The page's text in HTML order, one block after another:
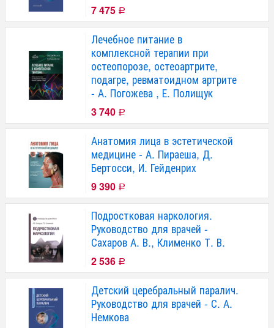
7 475 Р
Лечебное питание в
комплексной терапии при
остеопорозе, остеоартрите,
подагре, ревматоидном артрите
- А. Погожева , Е. Полищук
3 740 Р
Анатомия лица в эстетической
медицине - А. Пираеша, Д.
Бертосси, И. Гейденрих
9 390 Р
Подростковая наркология.
Руководство для врачей -
Сахаров А. В., Клименко Т. В.
2 536 Р
Детский церебральный паралич.
Руководство для врачей - С. А.
Немкова